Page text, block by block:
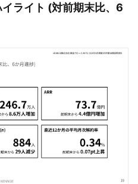
ライト (対前期末⽐、6